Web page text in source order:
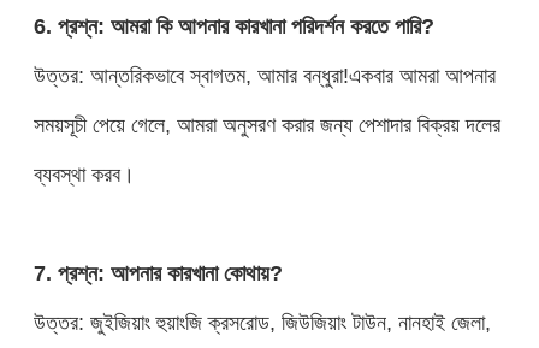
6. প্রশ্ন: আমরা কি আপনার কারখানা পরিদর্শন করতে পারি?
উত্তর: আন্তরিকভাবে স্বাগতম, আমার বন্ধুরা!একবার আমরা আপনার
সময়সূচী পেয়ে গেলে, আমরা অনুসরণ করার জন্য পেশাদার বিক্রয় দলের
ব্যবস্থা করব।
7. প্রশ্ন: আপনার কারখানা কোথায়?
উত্তর: জুইজিয়াং হুয়াংজি ক্রসরোড, জিউজিয়াং টাউন, নানহাই জেলা,